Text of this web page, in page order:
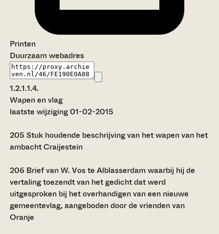
Printen
Duurzaam webadres
1.2.1.1.4.
Wapen en vlag
laatste wijziging 01-02-2015
205 Stuk houdende beschrijving van het wapen van het
ambacht Craijestein
206 Brief van W. Vos te Alblasserdam waarbij hij de
vertaling toezendt van het gedicht dat werd
uitgesproken bij het overhandigen van een nieuwe
gemeentevlag, aangeboden door de vrienden van
Oranje